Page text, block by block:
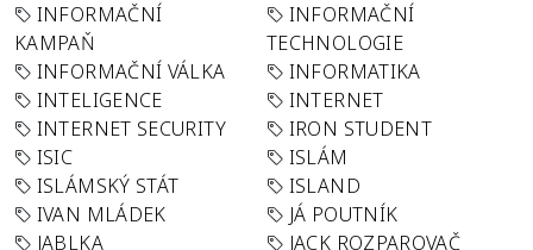
INFORMAČNÍ
KAMPAŇ
INFORMAČNÍ
TECHNOLOGIE
INFORMAČNÍ VÁLKA
INFORMATIKA
INTELIGENCE
INTERNET
INTERNET SECURITY
IRON STUDENT
ISIC
ISLÁM
ISLÁMSKÝ STÁT
ISLAND
IVAN MLÁDEK
JÁ POUTNÍK
JABLKA
JACK ROZPAROVAČ